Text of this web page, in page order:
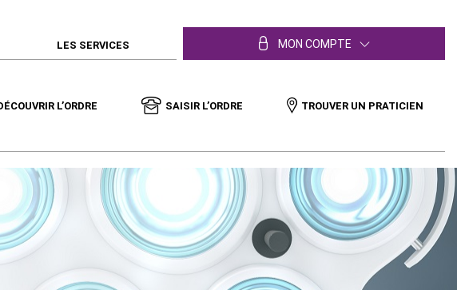
LES SERVICES MON COMPTE
L’ORDRE SAISIR L’ORDRE TROUVER UN PRATICIEN